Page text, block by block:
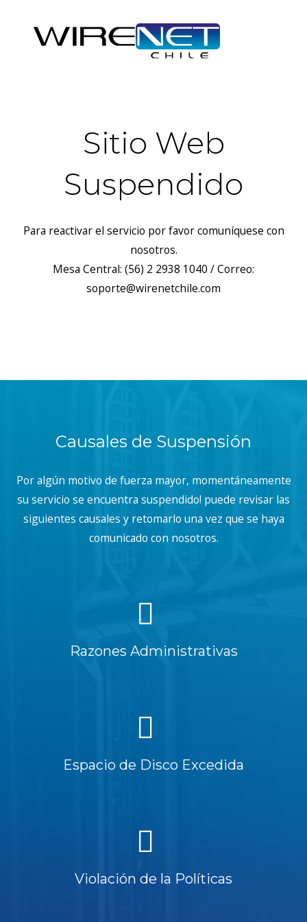
Sitio Web
Suspendido
Para reactivar el servicio por favor comuníquese con
nosotros.
Mesa Central: (56) 2 2938 1040 / Correo:
soporte@wirenetchile.com
Causales de Suspensión
Por algún motivo de fuerza mayor, momentáneamente
su servicio se encuentra suspendido! puede revisar las
siguientes causales y retomarlo una vez que se haya
comunicado con nosotros.
Razones Administrativas
Espacio de Disco Excedida
Violación de la Políticas